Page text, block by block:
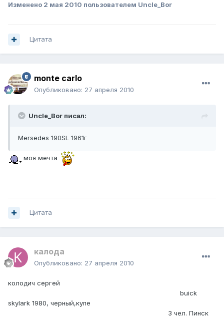
Изменено 2 мая 2010 пользователем Uncle_Bor
Цитата
monte carlo
Опубликовано: 27 апреля 2010
Uncle_Bor писал:
Mersedes 190SL 1961г
моя мечта
Цитата
калода
Опубликовано: 27 апреля 2010
колодич сергей
buick
skylark 1980, черный,купе
3 чел. Пинск